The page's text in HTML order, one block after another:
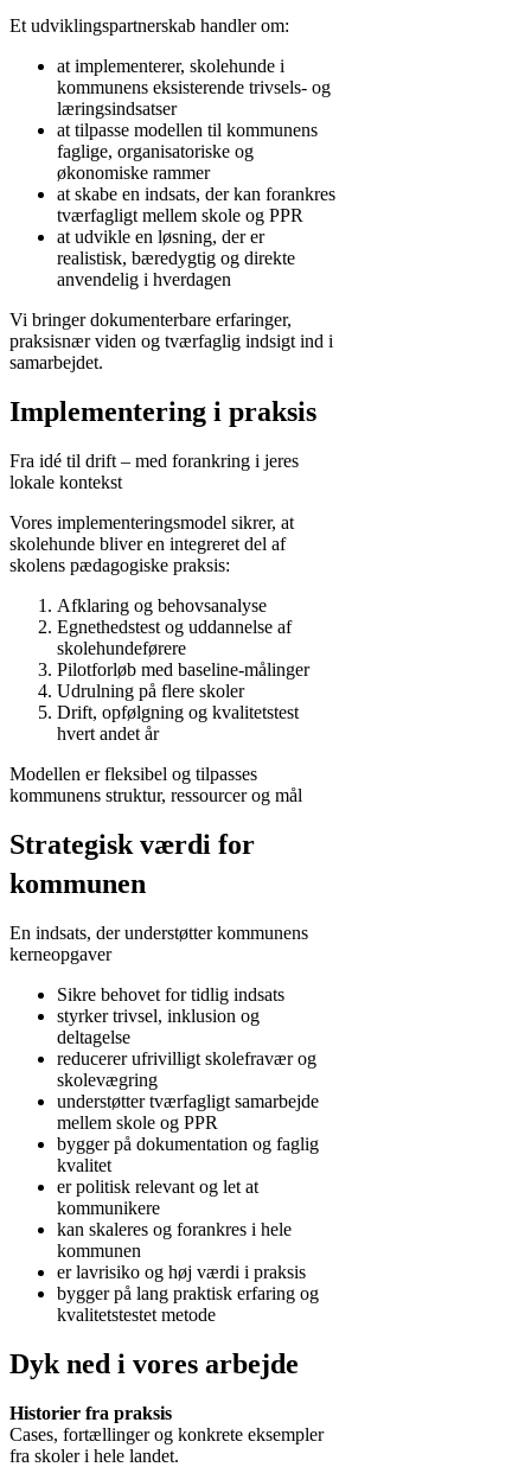
Et udviklingspartnerskab handler om:
at implementerer, skolehunde i
kommunens eksisterende trivsels‑ og
læringsindsatser
at tilpasse modellen til kommunens
faglige, organisatoriske og
økonomiske rammer
at skabe en indsats, der kan forankres
tværfagligt mellem skole og PPR
at udvikle en løsning, der er
realistisk, bæredygtig og direkte
anvendelig i hverdagen
Vi bringer dokumenterbare erfaringer,
praksisnær viden og tværfaglig indsigt ind i
samarbejdet.
Implementering i praksis
Fra idé til drift – med forankring i jeres
lokale kontekst
Vores implementeringsmodel sikrer, at
skolehunde bliver en integreret del af
skolens pædagogiske praksis:
Afklaring og behovsanalyse
Egnethedstest og uddannelse af
skolehundeførere
Pilotforløb med baseline‑målinger
Udrulning på flere skoler
Drift, opfølgning og kvalitetstest
hvert andet år
Modellen er fleksibel og tilpasses
kommunens struktur, ressourcer og mål
Strategisk værdi for
kommunen
En indsats, der understøtter kommunens
kerneopgaver
Sikre behovet for tidlig indsats
styrker trivsel, inklusion og
deltagelse
reducerer ufrivilligt skolefravær og
skolevægring
understøtter tværfagligt samarbejde
mellem skole og PPR
bygger på dokumentation og faglig
kvalitet
er politisk relevant og let at
kommunikere
kan skaleres og forankres i hele
kommunen
er lavrisiko og høj værdi i praksis
bygger på lang praktisk erfaring og
kvalitetstestet metode
Dyk ned i vores arbejde
Historier fra praksis
Cases, fortællinger og konkrete eksempler
fra skoler i hele landet.